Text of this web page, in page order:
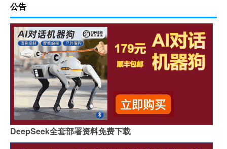
公告
DeepSeek全套部署资料免费下载